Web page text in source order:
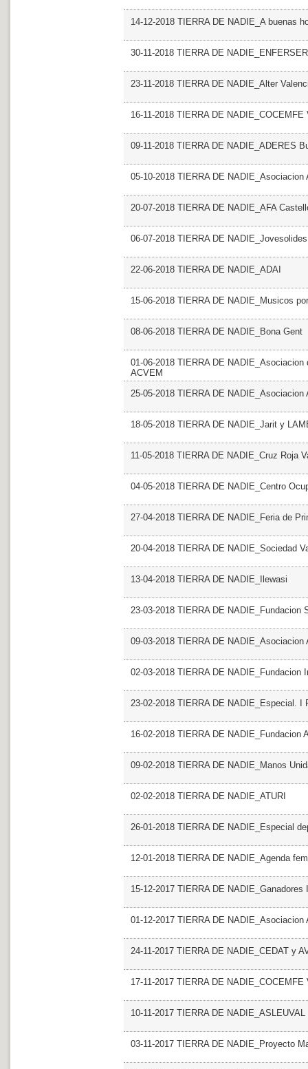
14-12-2018 TIERRA DE NADIE_A buenas
30-11-2018 TIERRA DE NADIE_ENFERSER
23-11-2018 TIERRA DE NADIE_Alter
16-11-2018 TIERRA DE NADIE_COCEMFE
09-11-2018 TIERRA DE NADIE_ADERES
05-10-2018 TIERRA DE
20-07-2018 TIERRA DE NADIE_AFA
06-07-2018 TIERRA DE NADIE_Jovesolides
22-06-2018 TIERRA DE NADIE_ADAI
15-06-2018 TIERRA DE NADIE_Musicos
08-06-2018 TIERRA DE NADIE_Bona Gent
01-06-2018 TIERRA DE
ACVEM
25-05-2018 TIERRA DE
18-05-2018 TIERRA DE NADIE_Jarit y
11-05-2018 TIERRA DE NADIE_Cruz Roja
04-05-2018 TIERRA DE NADIE_Centro
27-04-2018 TIERRA DE NADIE_Feria de
20-04-2018 TIERRA DE NADIE_Sociedad
13-04-2018 TIERRA DE NADIE_Ilewasi
23-03-2018 TIERRA DE NADIE_Fundacion
09-03-2018 TIERRA DE NADIE_Asociacion
02-03-2018 TIERRA DE NADIE_Fundacion
23-02-2018 TIERRA DE NADIE_Especial. I
16-02-2018 TIERRA DE NADIE_Fundacion
09-02-2018 TIERRA DE NADIE_Manos
02-02-2018 TIERRA DE NADIE_ATURI
26-01-2018 TIERRA DE NADIE_Especial
12-01-2018 TIERRA DE NADIE_Agenda
15-12-2017 TIERRA DE
01-12-2017 TIERRA DE NADIE_Asociacion
24-11-2017 TIERRA DE NADIE_CEDAT y
17-11-2017 TIERRA DE NADIE_COCEMFE
10-11-2017 TIERRA DE NADIE_ASLEUVAL
03-11-2017 TIERRA DE NADIE_Proyecto